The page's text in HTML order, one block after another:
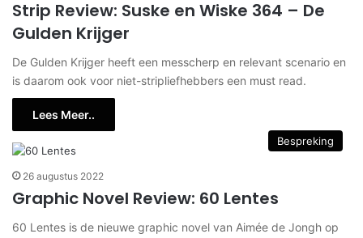
Strip Review: Suske en Wiske 364 – De
Gulden Krijger
De Gulden Krijger heeft een messcherp en relevant scenario en
is daarom ook voor niet-stripliefhebbers een must read.
Lees Meer..
Bespreking
26 augustus 2022
Graphic Novel Review: 60 Lentes
60 Lentes is de nieuwe graphic novel van Aimée de Jongh op